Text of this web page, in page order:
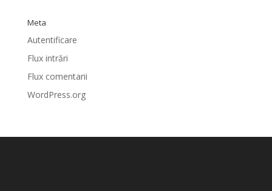
Meta
Autentificare
Flux intrări
Flux comentarii
WordPress.org